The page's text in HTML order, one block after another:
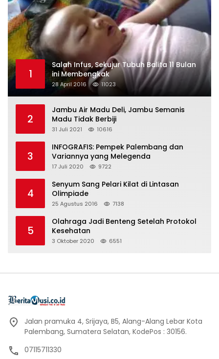
1
Salah Infus, Sekujur Tubuh Balita 11 Bulan
ini Membengkak
28 April 2016 11023
2
Jambu Air Madu Deli, Jambu Semanis
Madu Tidak Berbiji
31 Juli 2021 10616
3
INFOGRAFIS: Pempek Palembang dan
Variannya yang Melegenda
17 Juli 2020 9722
4
Senyum Sang Pelari Kilat di Lintasan
Olimpiade
25 Agustus 2016 7138
5
Olahraga Jadi Benteng Setelah Protokol
Kesehatan
3 Oktober 2020 6551
Jalan pramuka 4, Srijaya, B5, Alang-Alang Lebar Kota
Palembang, Sumatera Selatan, KodePos : 30156.
07115711330